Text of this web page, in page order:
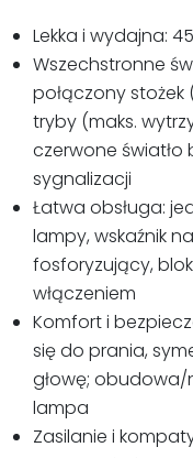
Lekka i wydajna:
Wszechstronne
połączony stożek
tryby (maks.
czerwone
sygnalizacji
Łatwa obsługa:
lampy, wskaźnik
fosforyzujący,
włączeniem
Komfort i
się do prania,
głowę; obudowa/
lampa
Zasilanie i